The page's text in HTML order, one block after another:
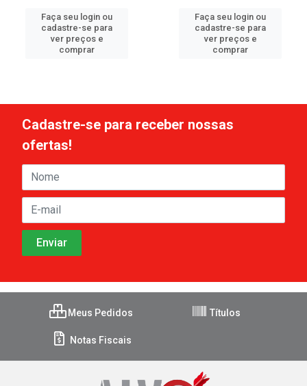
Faça seu login ou
cadastre-se para
ver preços e
comprar
Faça seu login ou
cadastre-se para
ver preços e
comprar
Cadastre-se para receber nossas
ofertas!
Meus Pedidos Títulos
Notas Fiscais